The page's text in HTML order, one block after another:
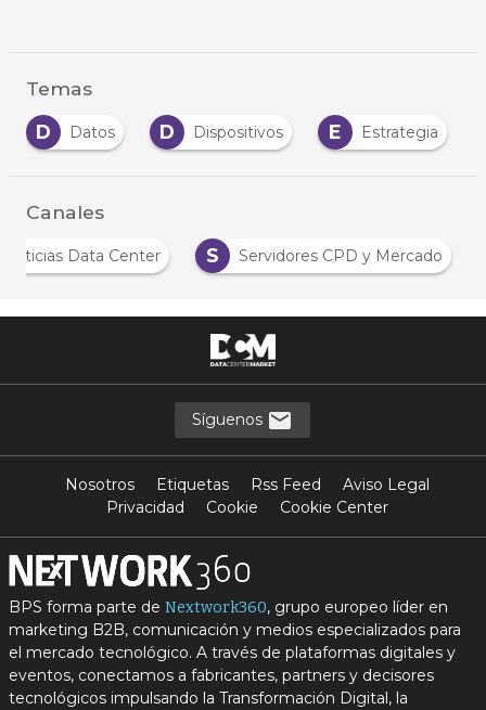
Temas
D
Datos D Dispositivos E Estrategia
Canales
Noticias Data Center S Servidores CPD y Mercado
Síguenos
Nosotros Etiquetas Rss Feed
Aviso Legal
Privacidad
Cookie Cookie Center
BPS forma parte de Nextwork360, grupo europeo líder en
marketing B2B, comunicación y medios especializados para
el mercado tecnológico. A través de plataformas digitales y
eventos, conectamos a fabricantes, partners y decisores
tecnológicos impulsando la Transformación Digital, la